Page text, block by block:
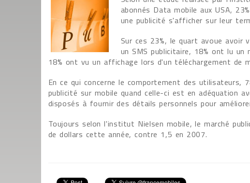
abonnés Data mobile aux USA,
une publicité s'afficher sur leur
Sur ces 23%, le quart avoue avoir
un SMS publicitaire, 18% ont lu
18% ont vu un affichage lors d'un téléchargement de
En ce qui concerne le comportement des utilisateurs,
publicité sur mobile quand celle-ci est en adéquation
disposés à fournir des détails personnels pour
Toujours selon l'institut Nielsen mobile, le marché
de dollars cette année, contre 1,5 en 2007.